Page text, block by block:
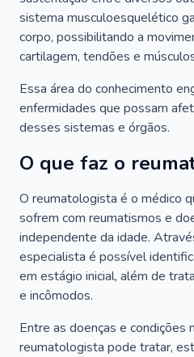
sistema musculoesquelético
corpo, possibilitando a
cartilagem, tendões e
Essa área do conhecimento
enfermidades que possam
desses sistemas e órgãos.
O que faz o
O reumatologista é o médico
sofrem com reumatismos e
independente da idade.
especialista é possível
em estágio inicial, além de
e incômodos.
Entre as doenças e condições
reumatologista pode tratar,